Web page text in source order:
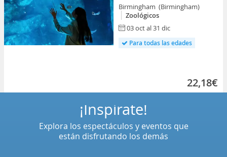
Birmingham (Birmingham)
Zoológicos
03 oct al 31 dic
Para todas las edades
22,18€
¡Inspírate!
Explora los espectáculos y eventos que
están disfrutando los demás